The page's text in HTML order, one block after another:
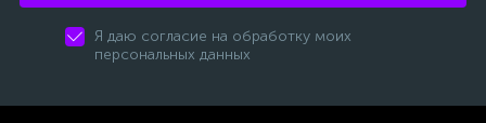
Я даю согласие на обработку моих
персональных данных